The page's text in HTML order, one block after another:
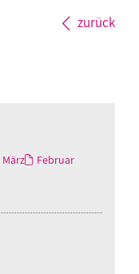
zurück
März
Februar